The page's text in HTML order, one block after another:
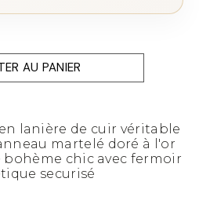
AU PANIER
lanière de cuir véritable
martelé doré à l'or
bohème chic avec fermoir
securisé